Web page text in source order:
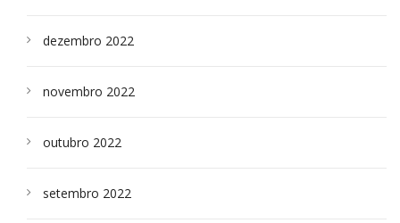
dezembro 2022
novembro 2022
outubro 2022
setembro 2022